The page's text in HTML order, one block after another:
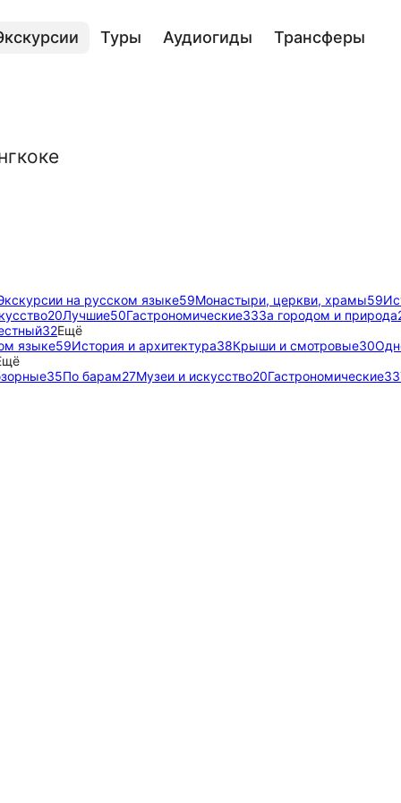
Туры Аудиогиды Трансферы
на русском языке59Монастыри, церкви, храмы59
20Лучшие50Гастрономические33За городом и природа
32Ещё
языке59История и архитектура38Крыши и смотровые30
35По барам27Музеи и искусство20Гастрономические33